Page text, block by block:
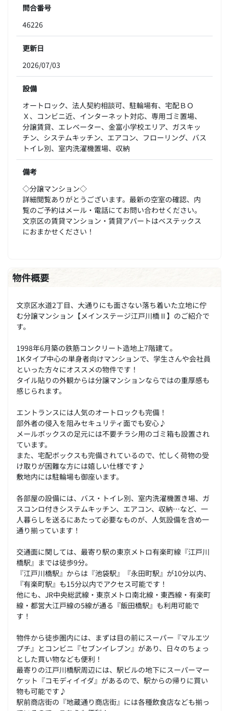
問合番号
46226
更新日
2026/07/03
設備
オートロック、法人契約相談可、駐輪場有、宅配ＢＯ
Ｘ、コンビニ近、インターネット対応、専用ゴミ置場、
分譲賃貸、エレベーター、金富小学校エリア、ガスキッ
チン、システムキッチン、エアコン、フローリング、バス
トイレ別、室内洗濯機置場、収納
備考
◇分譲マンション◇
詳細閲覧ありがとうございます。最新の空室の確認、内
覧のご予約はメール・電話にてお問い合わせください。
文京区の賃貸マンション・賃貸アパートはベステックス
におまかせください！
物件概要
文京区水道2丁目、大通りにも面さない落ち着いた立地に佇
む分譲マンション【メインステージ江戸川橋Ⅱ】のご紹介で
す。
1998年6月築の鉄筋コンクリート造地上7階建て。
1Kタイプ中心の単身者向けマンションで、学生さんや会社員
といった方々にオススメの物件です！
タイル貼りの外観からは分譲マンションならではの重厚感も
感じられます。
エントランスには人気のオートロックも完備！
部外者の侵入を阻みセキュリティ面でも安心♪
メールボックスの足元には不要チラシ用のゴミ箱も設置され
ています。
また、宅配ボックスも完備されているので、忙しく荷物の受
け取りが困難な方には嬉しい仕様です♪
敷地内には駐輪場も御座います。
各部屋の設備には、バス・トイレ別、室内洗濯機置き場、ガ
スコンロ付きシステムキッチン、エアコン、収納…など、一
人暮らしを送るにあたって必要なものが、人気設備を含め一
通り揃っています！
交通面に関しては、最寄り駅の東京メトロ有楽町線『江戸川
橋駅』までは徒歩9分。
『江戸川橋駅』からは『池袋駅』『永田町駅』が10分以内、
『有楽町駅』も15分以内でアクセス可能です！
他にも、JR中央総武線・東京メトロ南北線・東西線・有楽町
線・都営大江戸線の5線が通る『飯田橋駅』も利用可能で
す！
物件から徒歩圏内には、まずは目の前にスーパー『マルエツ
プチ』とコンビニ『セブンイレブン』があり、日々のちょっ
とした買い物なども便利！
最寄りの江戸川橋駅周辺には、駅ビルの地下にスーパーマー
ケット『コモディイイダ』があるので、駅からの帰りに買い
物も可能です♪
駅前商店街の『地蔵通り商店街』には各種飲食店なども揃っ